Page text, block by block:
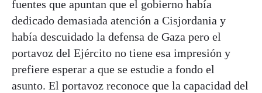
fuentes que apuntan que el gobierno había
dedicado demasiada atención a Cisjordania y
había descuidado la defensa de Gaza pero el
portavoz del Ejército no tiene esa impresión y
prefiere esperar a que se estudie a fondo el
asunto. El portavoz reconoce que la capacidad del